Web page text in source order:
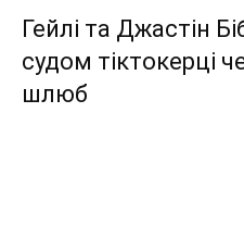
Гейлі та Джастін
судом тіктокерці
шлюб